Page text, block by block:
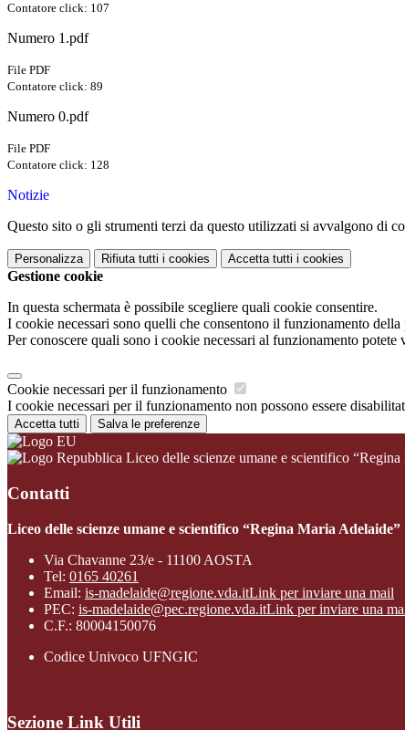
Contatore click: 107
Numero 1.pdf
File PDF
Contatore click: 89
Numero 0.pdf
File PDF
Contatore click: 128
Notizie
Questo sito o gli strumenti terzi da questo utilizzati si avvalgono di
Personalizza Rifiuta tutti i cookies Accetta tutti i cookies
Gestione cookie
In questa schermata è possibile scegliere quali cookie consentire.
I cookie necessari sono quelli che consentono il funzionamento
Per conoscere quali sono i cookie necessari al funzionamento potete
Cookie necessari per il funzionamento
I cookie necessari per il funzionamento non possono essere
Accetta tutti Salva le preferenze
Liceo delle scienze umane e scientifico
Contatti
Liceo delle scienze umane e scientifico “Regina Maria Adelaide”
Via Chavanne 23/e - 11100 AOSTA
Tel: 0165 40261
Email: is-madelaide@regione.vda.itLink per inviare una mail
PEC: is-madelaide@pec.regione.vda.itLink per inviare una
C.F.: 80004150076
Codice Univoco UFNGIC
Sezione Link Utili